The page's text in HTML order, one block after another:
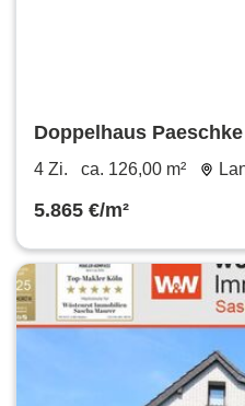
Doppelhaus
4 Zi. ca. 126,00 m²
5.865 €/m²